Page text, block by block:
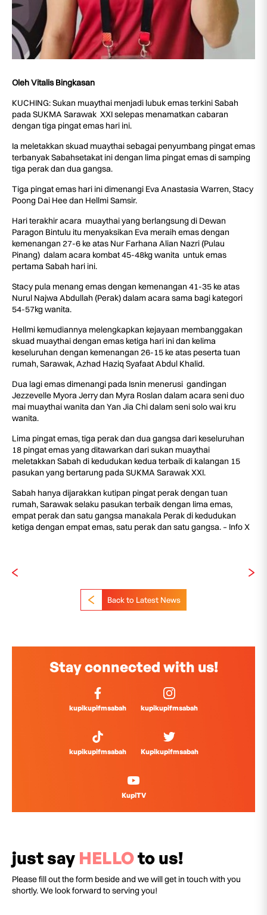
Oleh Vitalis Bingkasan
KUCHING: Sukan muaythai menjadi lubuk emas terkini Sabah
pada SUKMA Sarawak XXI selepas menamatkan cabaran
dengan tiga pingat emas hari ini.
Ia meletakkan skuad muaythai sebagai penyumbang pingat emas
terbanyak Sabahsetakat ini dengan lima pingat emas di samping
tiga perak dan dua gangsa.
Tiga pingat emas hari ini dimenangi Eva Anastasia Warren, Stacy
Poong Dai Hee dan Hellmi Samsir.
Hari terakhir acara muaythai yang berlangsung di Dewan
Paragon Bintulu itu menyaksikan Eva meraih emas dengan
kemenangan 27-6 ke atas Nur Farhana Alian Nazri (Pulau
Pinang) dalam acara kombat 45-48kg wanita untuk emas
pertama Sabah hari ini.
Stacy pula menang emas dengan kemenangan 41-35 ke atas
Nurul Najwa Abdullah (Perak) dalam acara sama bagi kategori
54-57kg wanita.
Hellmi kemudiannya melengkapkan kejayaan membanggakan
skuad muaythai dengan emas ketiga hari ini dan kelima
keseluruhan dengan kemenangan 26-15 ke atas peserta tuan
rumah, Sarawak, Azhad Haziq Syafaat Abdul Khalid.
Dua lagi emas dimenangi pada Isnin menerusi gandingan
Jezzevelle Myora Jerry dan Myra Roslan dalam acara seni duo
mai muaythai wanita dan Yan Jia Chi dalam seni solo wai kru
wanita.
Lima pingat emas, tiga perak dan dua gangsa dari keseluruhan
18 pingat emas yang ditawarkan dari sukan muaythai
meletakkan Sabah di kedudukan kedua terbaik di kalangan 15
pasukan yang bertarung pada SUKMA Sarawak XXI.
Sabah hanya dijarakkan kutipan pingat perak dengan tuan
rumah, Sarawak selaku pasukan terbaik dengan lima emas,
empat perak dan satu gangsa manakala Perak di kedudukan
ketiga dengan empat emas, satu perak dan satu gangsa. – Info X
Back to Latest News
Stay connected with us!
kupikupifmsabah kupikupifmsabah
kupikupifmsabah Kupikupifmsabah
KupiTV
just say HELLOto us!
Please fill out the form beside and we will get in touch with you
shortly. We look forward to serving you!